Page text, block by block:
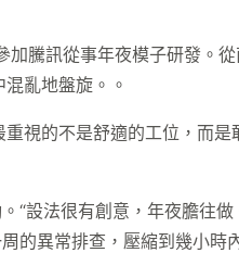
騰訊從事年夜模子研發。
亂地盤旋。。
視的不是舒適的工位，而
“設法很有創意，年夜膽往
的異常排查，壓縮到幾小時